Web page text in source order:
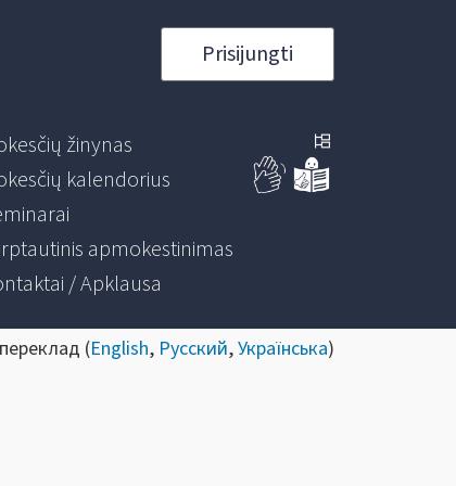
Prisijungti
žinynas
kalendorius
apmokestinimas
/ Apklausa
(English, Русский,Українська)